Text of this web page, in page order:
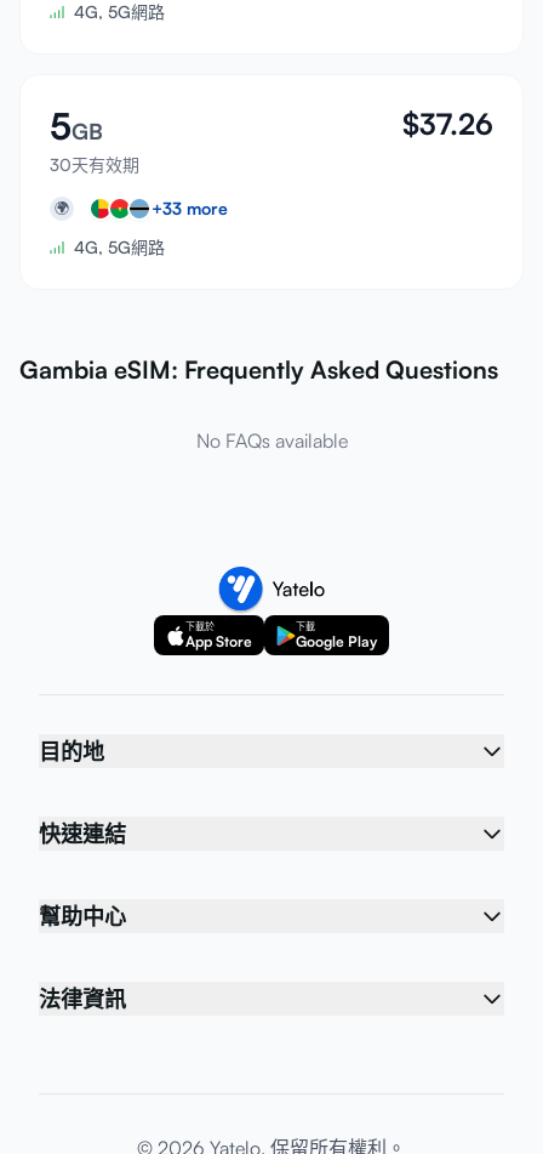
4G, 5G網路
5GB
30天有效期
$37.26
🌍 +33 more
4G, 5G網路
Gambia eSIM: Frequently Asked Questions
No FAQs available
下載於
App Store
下載
Google Play
目的地
快速連結
幫助中心
法律資訊
© 2026 Yatelo. 保留所有權利。